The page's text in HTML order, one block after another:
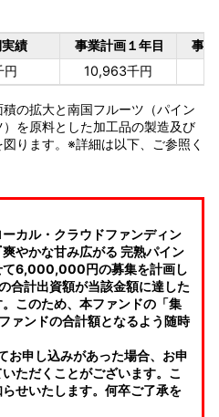
績 事業計画１年目
事
円 10,963千円
の拡大と南国フルーツ（パイン
を原料とした加工品の製造及び
ります。※詳細は以下、ご参照く
カル・クラウドファンディン
やかな甘み広がる 完熟パイン
て6,000,000円の募集を計画し
合計出資額が当該金額に達した
このため、本ファンドの「集
ァンドの合計額となるよう随時
申し込みがあった場合、お申
ただくことがございます。こ
せいたします。何卒ご了承を